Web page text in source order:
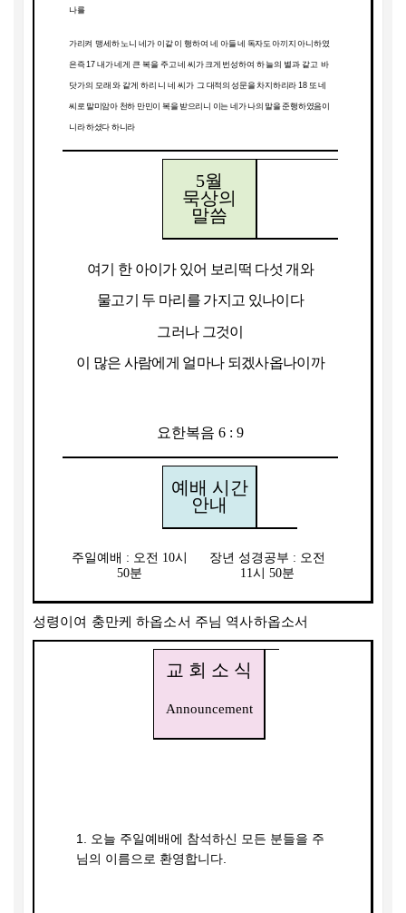
나를
가리켜 맹세하노니 네가 이같이 행하여네 아들 네 독자도 아끼지 아니하였
은즉17내가 네게 큰 복을주고 네 씨가 크게 번성하여 하늘의 별과 같고 바
닷가의 모래와 같게 하리니 네 씨가 그 대적의 성문을 차지하리라 18 또 네
씨로 말미암아 천하 만민이 복을 받으리니 이는 네가 나의 말을 준행하였음이
니라 하셨다 하니라
5월
묵상의
말씀
여기 한 아이가 있어 보리떡 다섯 개와
물고기 두 마리를 가지고 있나이다
그러나 그것이
이 많은 사람에게 얼마나 되겠사옵나이까
요한복음 6 : 9
예배 시간
안내
주일예배 : 오전 10시
50분
장년 성경공부 : 오전
11시 50분
성령이여 충만케 하옵소서 주님 역사하옵소서
교 회 소 식
Announcement
1.
오늘 주일예배에 참석하신 모든 분들을 주
님의 이름으로 환영합니다.